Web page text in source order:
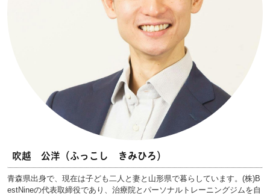
吹越 公洋（ふっこし きみひろ）
青森県出身で、現在は子ども二人と妻と山形県で暮らしています。(株)B
estNineの代表取締役であり、治療院とパーソナルトレーニングジムを自